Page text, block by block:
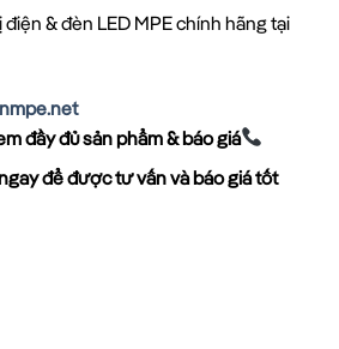
& đèn LED MPE chính hãng tại
đầy đủ sản phẩm & báo giá
để được tư vấn và báo giá tốt